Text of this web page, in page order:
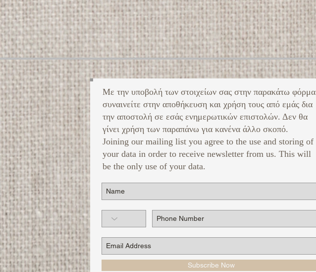
Με την υποβολή των στοιχείων σας στην παρακάτω φόρμα
συναινείτε στην αποθήκευση και χρήση τους από εμάς δια
την αποστολή σε εσάς ενημερωτικών επιστολών. Δεν θα
γίνει χρήση των παραπάνω για κανένα άλλο σκοπό. ​
Joining our mailing list you agree to the use and storing of
your data in order to receive newsletter from us. This will
be the only use of your data.
Subscribe Now